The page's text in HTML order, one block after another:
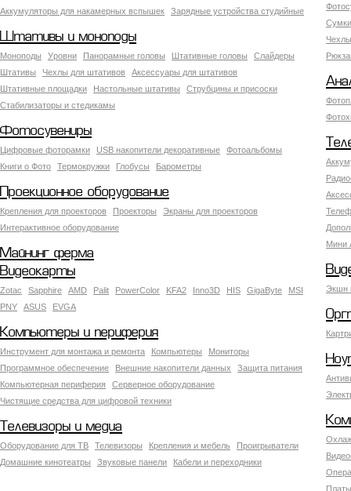
Аккумуляторы для накамерных вспышек
Зарядные устройства студийные
Штативы и моноподы
Моноподы Уровни Панорамные головы Штативные головы
Слайдеры
Штативы
Чехлы для штативов
Аксессуары для штативов
Штативные площадки
Настольные штативы
Струбцины и присоски
Стабилизаторы и стедикамы
Фотосувениры
Цифровые фоторамки USB накопители декоративные
Фотоальбомы
Книги о Фото
Термокружки Глобусы Барометры
Мини
Проекционное оборудование
Крепления для проекторов Проекторы
Экраны для проекторов
Интерактивное оборудование
Майнинг ферма
Экшн
Видеокарты
Zotac Sapphire AMD Palit PowerColor KFA2 Inno3D HIS GigaByte
MSI
PNY
ASUS EVGA
Компьютеры и периферия
Инструмент для монтажа и ремонта Компьютеры
Мониторы
Программное обеспечение
Внешние накопители данных
Защита питания
Компьютерная периферия
Серверное оборудование
Чистящие средства для цифровой техники
Телевизоры и медиа
Оборудование для ТВ Телевизоры Крепления и мебель
Проигрыватели
Домашние кинотеатры
Звуковые панели Кабели и переходники